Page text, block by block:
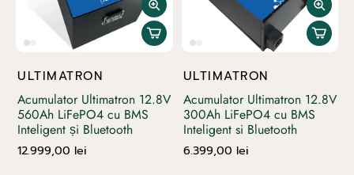
ULTIMATRON
Acumulator Ultimatron 12.8V
560Ah LiFePO4 cu BMS
Inteligent și Bluetooth
12.999,00 lei
ULTIMATRON
Acumulator Ultimatron 12.8V
300Ah LiFePO4 cu BMS
Inteligent si Bluetooth
6.399,00 lei